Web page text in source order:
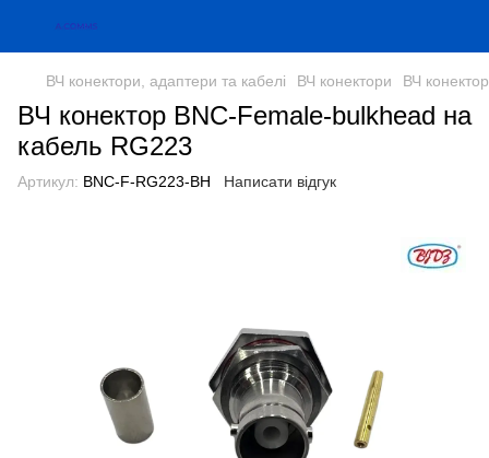
ВЧ конектори, адаптери та кабелі ВЧ конектори ВЧ
ВЧ конектор BNC-Female-bulkhead на
кабель RG223
Артикул: BNC-F-RG223-BH Написати відгук